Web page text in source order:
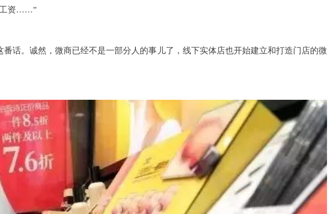
工资……”
话。诚然，微商已经不是一部分人的事儿了，线下实体店也开始建立和打造门店的微